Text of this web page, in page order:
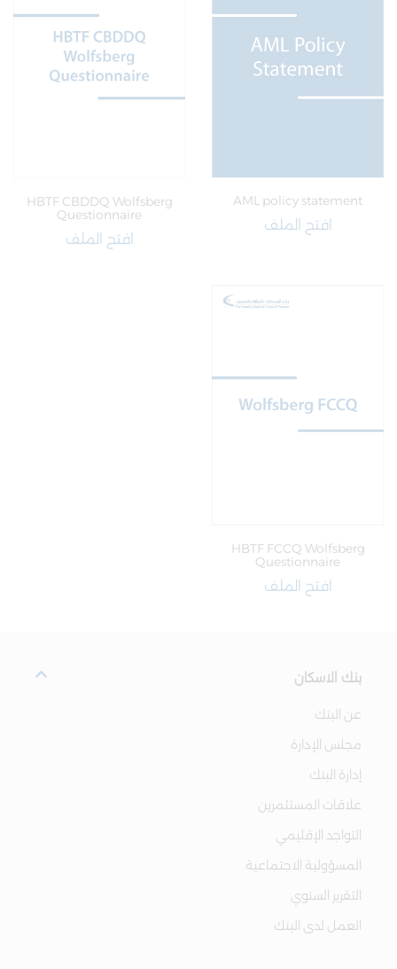
AML policy statement
افتح الملف
HBTF CBDDQ Wolfsberg
Questionnaire
افتح الملف
HBTF FCCQ Wolfsberg
Questionnaire
افتح الملف
بنك الاسكان
عن البنك
مجلس الإدارة
إدارة البنك
علاقات المستثمرين
التواجد الإقليمي
المسؤولية الاجتماعية
التقرير السنوي
العمل لدى البنك